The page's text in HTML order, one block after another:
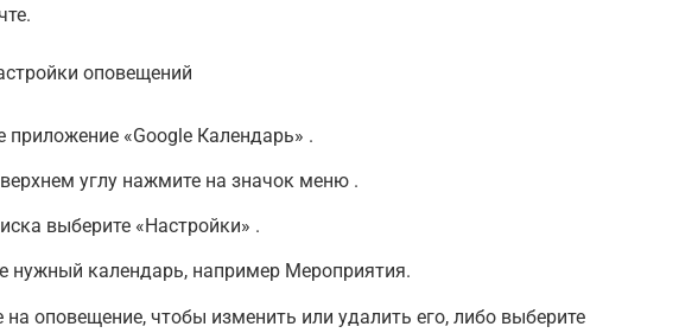
оповещений
приложение «Google Календарь» .
углу нажмите на значок меню .
выберите «Настройки» .
нужный календарь, например Мероприятия.
оповещение, чтобы изменить или удалить его, либо выберите